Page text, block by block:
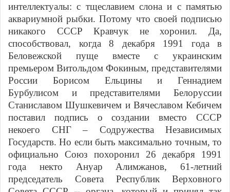
интеллектуалы: с тщеславием слона и с памятью
аквариумной рыбки. Потому что своей подписью
никакого СССР Кравчук не хоронил. Да,
способствовал, когда 8 декабря 1991 года в
Беловежской пуще вместе с украинским
премьером Витольдом Фокиным, представителями
России Борисом Ельцины и Геннадием
Бурбулисом и представителями Белоруссии
Станиславом Шушкевичем и Вячеславом Кебичем
поставил подпись о создании вместо СССР
некоего СНГ – Содружества Независимых
Государств. Но если быть максимально точным, то
официально Союз похоронил 26 декабря 1991
года некто Ануар Алимжанов, 61-летний
председатель Совета Республик Верховного